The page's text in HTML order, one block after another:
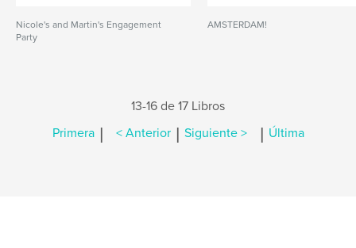
Nicole's and Martin's Engagement
Party
AMSTERDAM!
13-16 de 17 Libros
Primera | < Anterior | Siguiente > | Última